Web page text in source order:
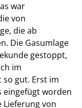
war
von
die ab
Die Gasumlage
gestoppt,
im
so gut. Erst im
eingefügt worden
Lieferung von